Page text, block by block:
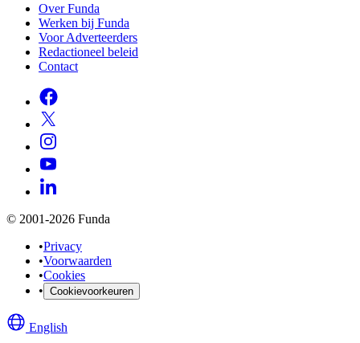
Over Funda
Werken bij Funda
Voor Adverteerders
Redactioneel beleid
Contact
© 2001-2026 Funda
•Privacy
•Voorwaarden
•Cookies
• Cookievoorkeuren
English